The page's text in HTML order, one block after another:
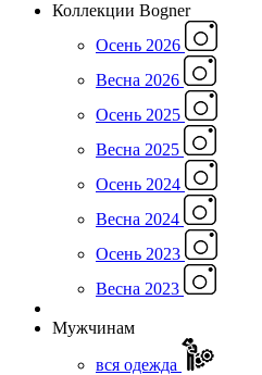
Коллекции Bogner
Осень 2026
Весна 2026
Осень 2025
Весна 2025
Осень 2024
Весна 2024
Осень 2023
Весна 2023
Мужчинам
вся одежда